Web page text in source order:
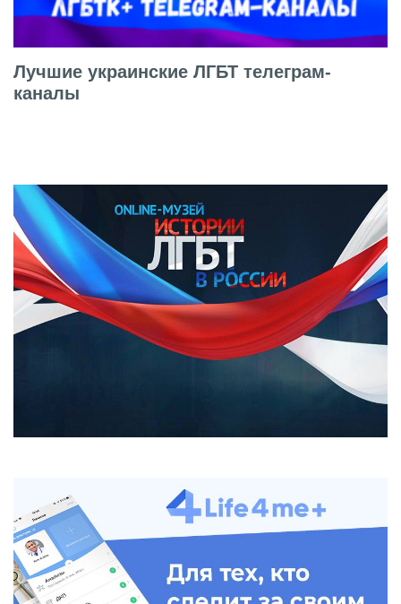
Лучшие украинские ЛГБТ телеграм-
каналы